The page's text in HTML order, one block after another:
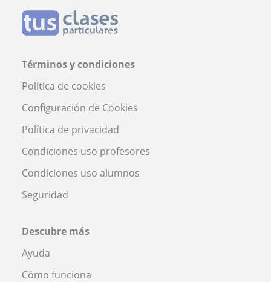
Términos y condiciones
Política de cookies
Configuración de Cookies
Política de privacidad
Condiciones uso profesores
Condiciones uso alumnos
Seguridad
Descubre más
Ayuda
Cómo funciona